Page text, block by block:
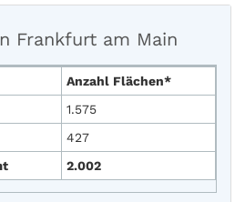
Frankfurt am Main
Anzahl Flächen*
1.575
427
2.002